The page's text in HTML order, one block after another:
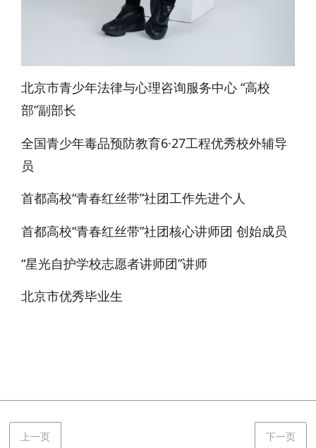
北京市青少年法律与心理咨询服务中心 “高校
部”副部长
全国青少年毒品预防教育6·27工程优秀校外辅导
员
首都高校“青春红丝带”社团工作先进个人
首都高校“青春红丝带”社团核心讲师团 创始成员
“星光自护学校志愿者讲师团”讲师
北京市优秀毕业生
上一页 下一页